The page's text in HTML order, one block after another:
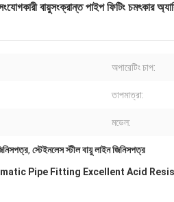
বায়ুসংক্রান্ত পাইপ ফিটিং চমৎকার
অপারেটিং চাপ:
তাপমাত্রা:
মডেল:
, স্টেইনলেস স্টীল বায়ু লাইন জিনিসপত্র
Pipe Fitting Excellent Acid